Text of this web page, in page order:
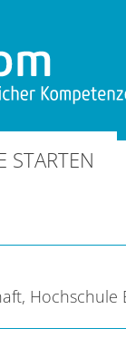
STARTEN
Hochschule